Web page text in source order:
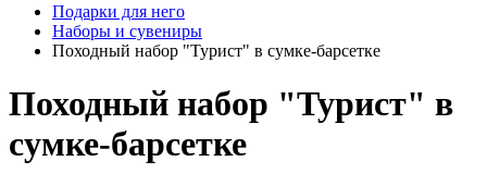
Подарки для него
Наборы и сувениры
Походный набор "Турист" в сумке-барсетке
Походный набор "Турист" в
сумке-барсетке